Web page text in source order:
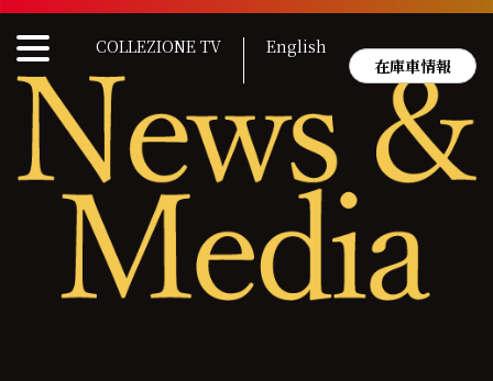
Skip
content
COLLEZIONE TV
English
在庫車情報